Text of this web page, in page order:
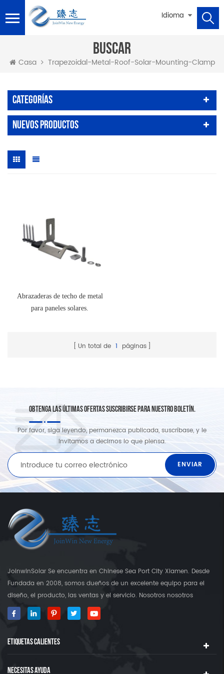
Idioma
BUSCAR
Casa Trapezoidal-Metal-Roof-Solar-Mounting-Clamp
Categorías
Nuevos Productos
Abrazaderas de techo de metal
para paneles solares.
Un total de 1 páginas
OBTENGA LAS ÚLTIMAS OFERTAS SUSCRIBIRSE PARA NUESTRO BOLETÍN.
Por favor, siga leyendo, permanezca publicada, suscríbase, y le
invitamos a decirnos lo que piensa.
JoinwinSolar Se encuentra en Chinese Sea Port City Xiamen. Desde
Fundada en 2008, somos dueños de un excelente equipo para el
diseño, el producto, las ventas y el servicio. Nosotros nosotros
construyó nuestra propia fábrica que es más que 3000 Square's
Tierra. Como proveedor global en soportes de montaje solar,
alrededor del mundo ◆ Nuestro producto JoinwinSolar Los productos
incluyen el siguiente: 1, Sistemas y accesorios de montaje solar del
techo de metal. 2, baldosas Sistemas y accesorios de montaje solar
ETIQUETAS CALIENTES
NECESITAS AYUDA